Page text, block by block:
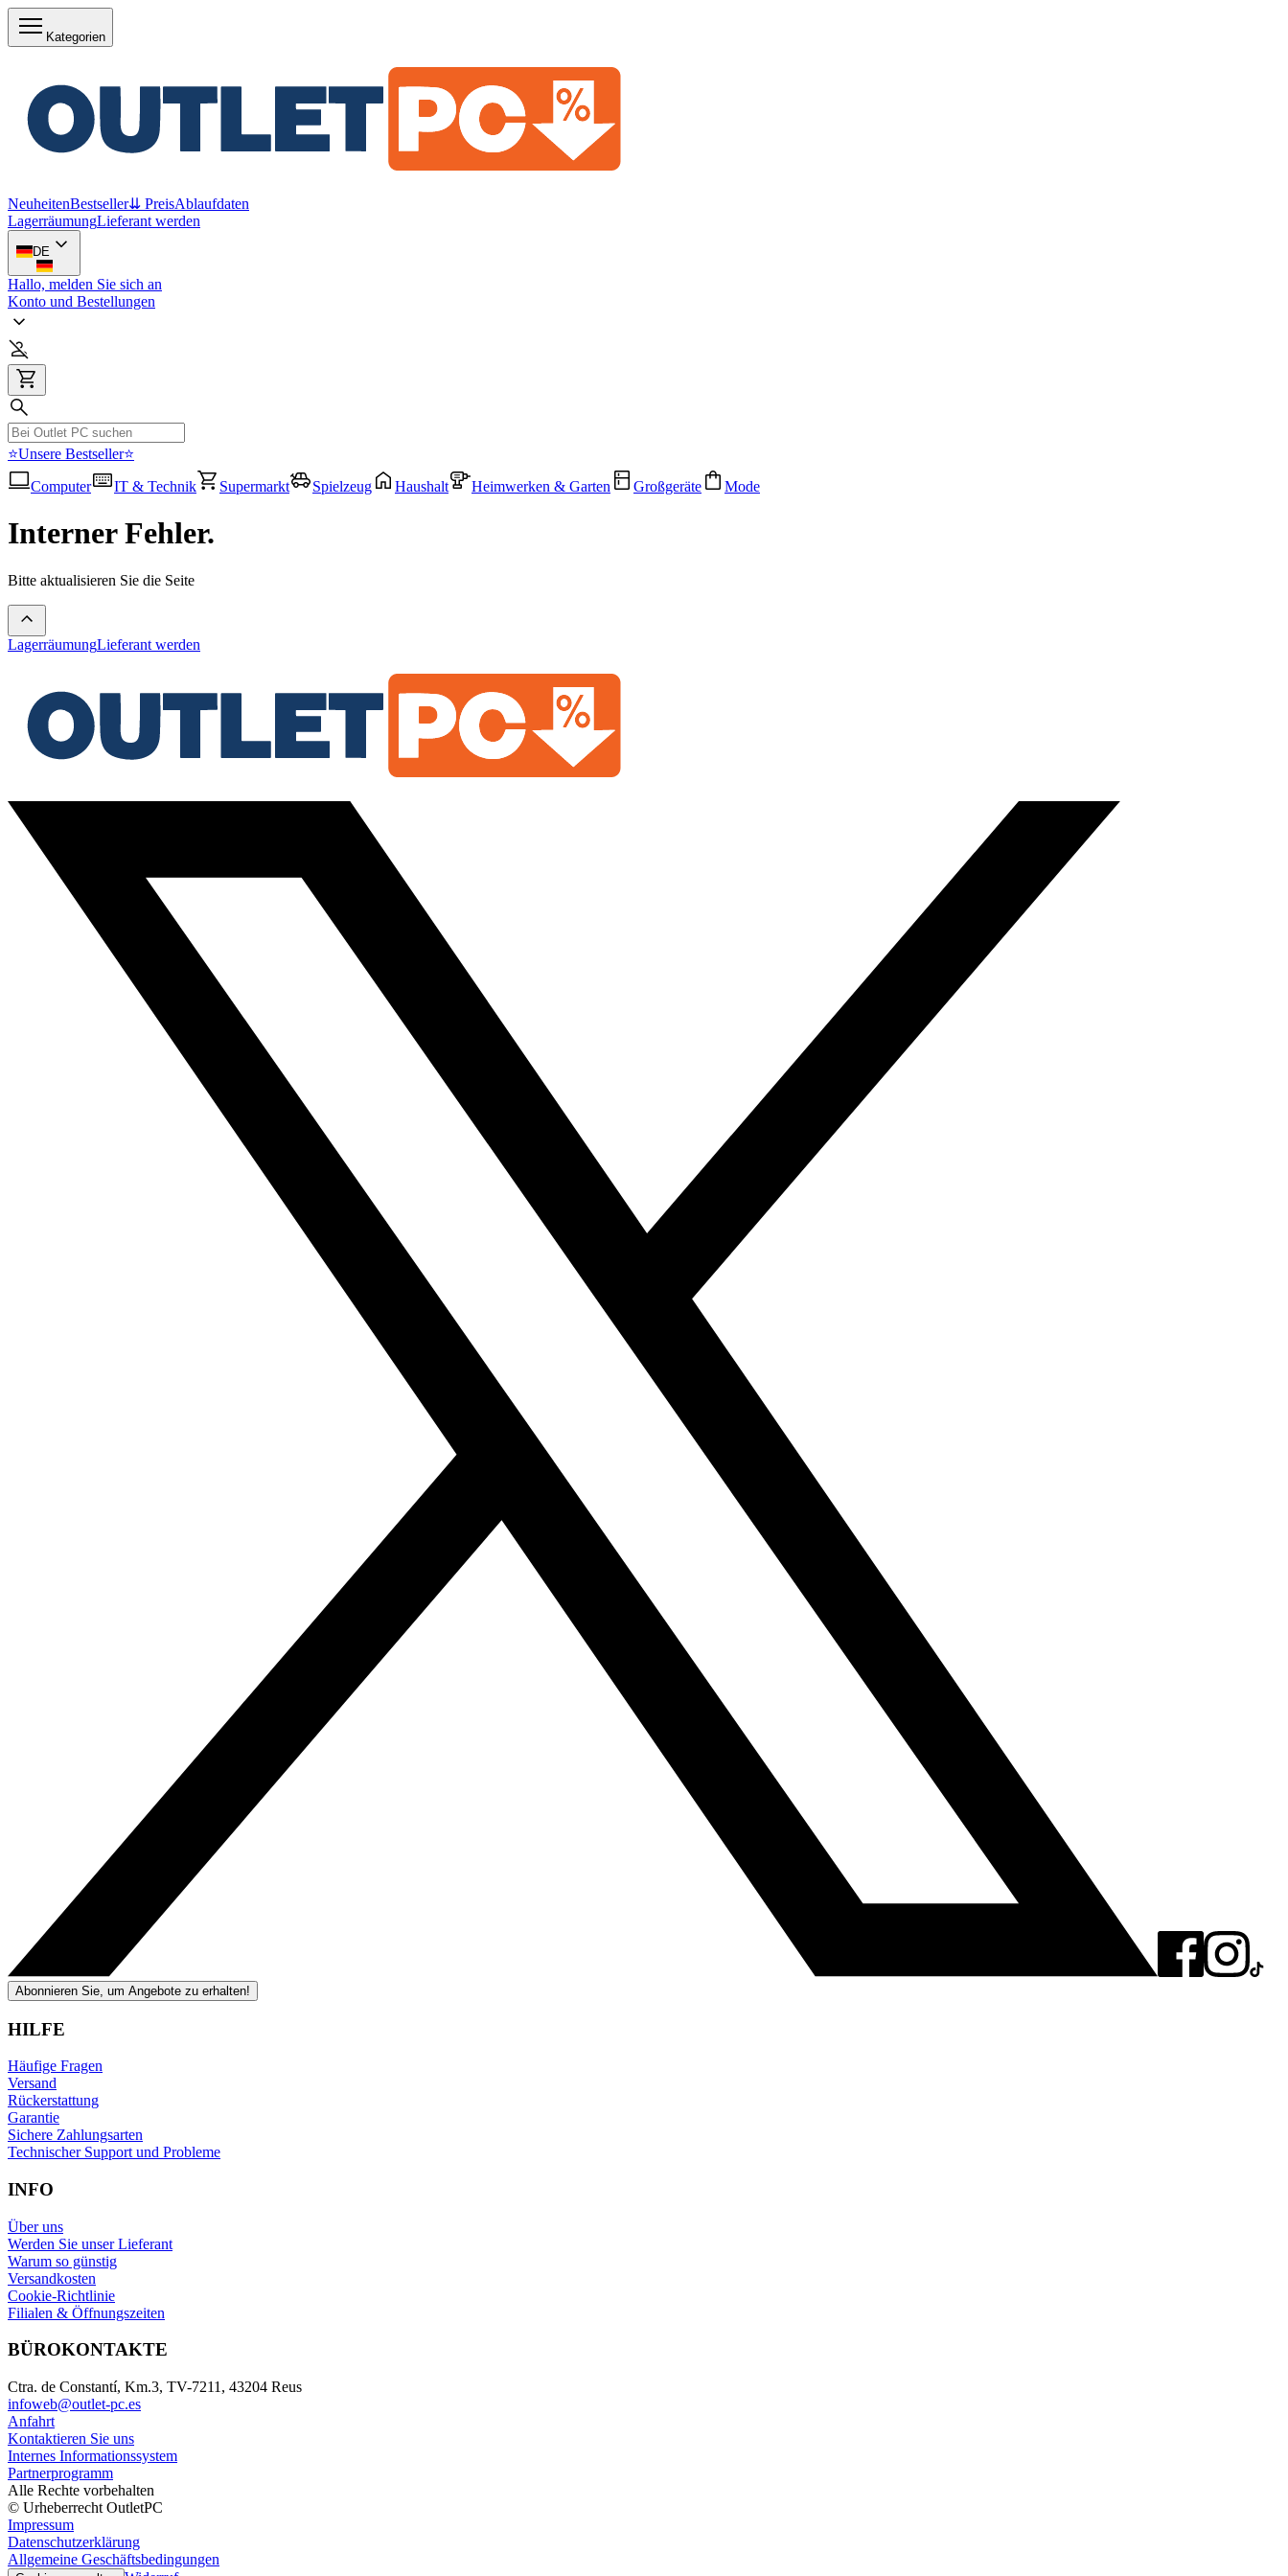
Kategorien
NeuheitenBestseller⇊ PreisAblaufdaten
LagerräumungLieferant werden
DE
Hallo, melden Sie sich an
Konto und Bestellungen
⭐Unsere Bestseller⭐
Computer
IT & Technik Supermarkt Spielzeug Haushalt Heimwerken & Garten Großgeräte Mode
Interner Fehler.
Bitte aktualisieren Sie die Seite
LagerräumungLieferant werden
Abonnieren Sie, um Angebote zu erhalten!
HILFE
Häufige Fragen
Versand
Rückerstattung
Garantie
Sichere Zahlungsarten
Technischer Support und Probleme
INFO
Über uns
Werden Sie unser Lieferant
Warum so günstig
Versandkosten
Cookie-Richtlinie
Filialen & Öffnungszeiten
BÜROKONTAKTE
Ctra. de Constantí, Km.3, TV-7211, 43204 Reus
infoweb@outlet-pc.es
Anfahrt
Kontaktieren Sie uns
Internes Informationssystem
Partnerprogramm
Alle Rechte vorbehalten
© Urheberrecht OutletPC
Impressum
Datenschutzerklärung
Allgemeine Geschäftsbedingungen